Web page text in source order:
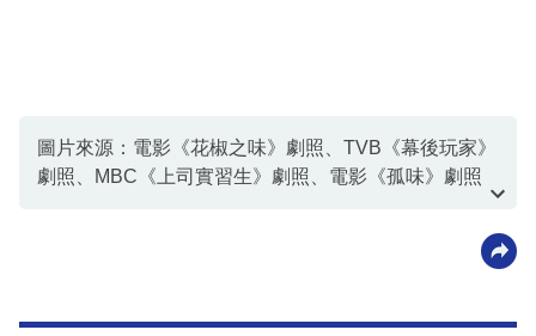
圖片來源：電影《花椒之味》劇照、TVB《幕後玩家》
劇照、MBC《上司實習生》劇照、電影《孤味》劇照